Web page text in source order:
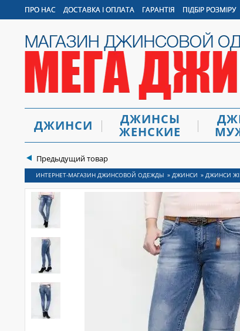
ПРО НАС ДОСТАВКА І ОПЛАТА ГАРАНТІЯ ПІДБІР РОЗМІРУ
ДЖИНСИ
ДЖИНСЫ
ЖЕНСКИЕ
Предыдущий товар
» ДЖИНСИ » ДЖИНСИ